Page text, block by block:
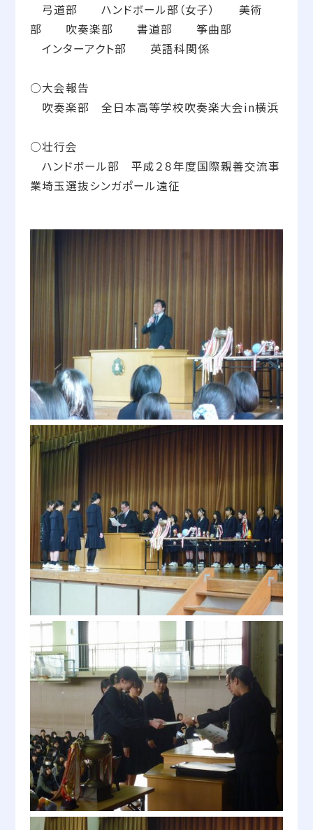
弓道部 ハンドボール部（女子） 美術
部 吹奏楽部 書道部 筝曲部
インターアクト部 英語科関係
○大会報告
吹奏楽部 全日本高等学校吹奏楽大会in横浜
○壮行会
ハンドボール部 平成２８年度国際親善交流事
業埼玉選抜シンガポール遠征